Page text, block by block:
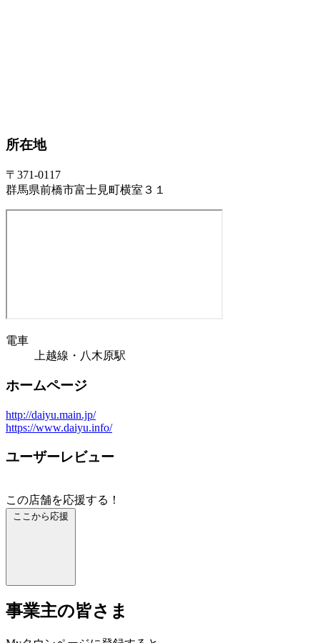
所在地
〒371-0117
群馬県前橋市富士見町横室３１
電車
上越線・八木原駅
ホームページ
http://daiyu.main.jp/
https://www.daiyu.info/
ユーザーレビュー
この店舗を応援する！
ここから応援
事業主の皆さま